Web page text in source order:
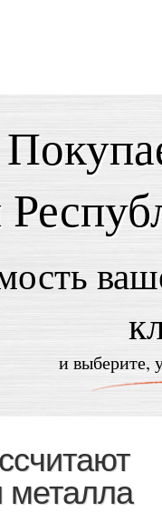
и выберите,
металла